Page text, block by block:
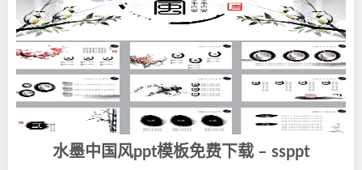
水墨中国风ppt模板免费下载 – ssppt